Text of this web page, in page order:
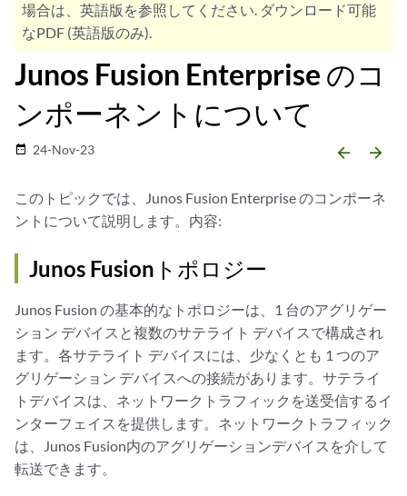
場合は、英語版を参照してください. ダウンロード可能
なPDF (英語版のみ).
Junos Fusion Enterprise のコ
ンポーネントについて
date_range 24-Nov-23 arrow_backward arrow_forward
このトピックでは、Junos Fusion Enterprise のコンポーネ
ントについて説明します。内容:
Junos Fusionトポロジー
Junos Fusion の基本的なトポロジーは、1 台のアグリゲー
ション デバイスと複数のサテライト デバイスで構成され
ます。各サテライト デバイスには、少なくとも 1 つのア
グリゲーション デバイスへの接続があります。サテライ
トデバイスは、ネットワークトラフィックを送受信するイ
ンターフェイスを提供します。ネットワークトラフィック
は、Junos Fusion内のアグリゲーションデバイスを介して
転送できます。